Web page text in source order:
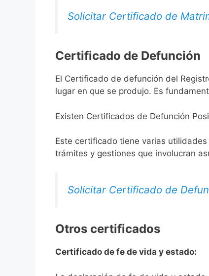
Solicitar Certificado de
Certificado de Defunción
El Certificado de defunción del
lugar en que se produjo. Es
Existen Certificados de Defunción
Este certificado tiene varias
trámites y gestiones que involucran
Solicitar Certificado de
Otros certificados
Certificado de fe de vida y estado: